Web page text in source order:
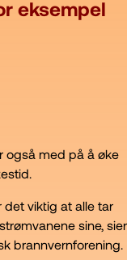
eksempel
også med på å øke
det viktig at alle tar
sine, sier
brannvernforening.